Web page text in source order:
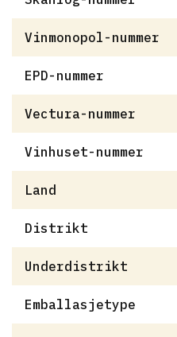
Vinmonopol-nummer
EPD-nummer
Vectura-nummer
Vinhuset-nummer
Land
Distrikt
Underdistrikt
Emballasjetype